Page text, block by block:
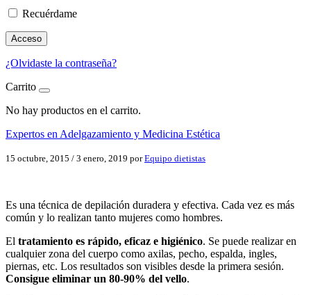
Recuérdame
Acceso
¿Olvidaste la contraseña?
Carrito
No hay productos en el carrito.
Expertos en Adelgazamiento y Medicina Estética
15 octubre, 2015 / 3 enero, 2019 porEquipo dietistas
Es una técnica de depilación duradera y efectiva. Cada vez es más
común y lo realizan tanto mujeres como hombres.
El tratamiento es rápido, eficaz e higiénico. Se puede realizar en
cualquier zona del cuerpo como axilas, pecho, espalda, ingles,
piernas, etc. Los resultados son visibles desde la primera sesión.
Consigue eliminar un 80-90% del vello.